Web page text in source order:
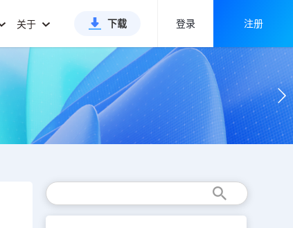
关于 下载 登录 注册